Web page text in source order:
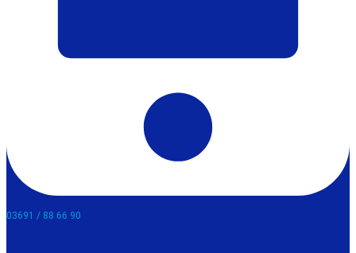
03691 / 88 66 90​